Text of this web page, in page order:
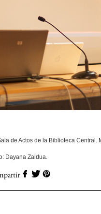
de Actos de la Biblioteca Central.
Dayana Zaldua.